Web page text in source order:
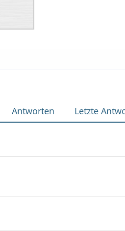
Antworten Letzte